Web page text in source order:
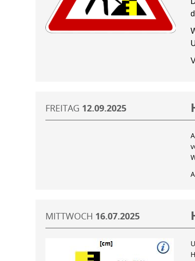
FREITAG 12.09.2025
MITTWOCH 16.07.2025